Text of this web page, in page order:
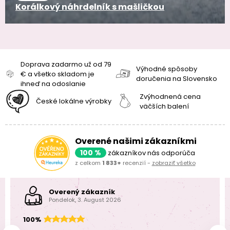
Korálkový náhrdelník s mašličkou
Doprava zadarmo už od 79
€ a všetko skladom je
ihneď na odoslanie
Výhodné spôsoby
doručenia na Slovensko
České lokálne výrobky
Zvýhodnená cena
väčších balení
Overené našimi zákazníkmi
100 % zákazníkov nás odporúča
z celkom 1 833+ recenzií - zobraziť všetko
Overený zákazník
Pondelok, 3. August 2026
100%